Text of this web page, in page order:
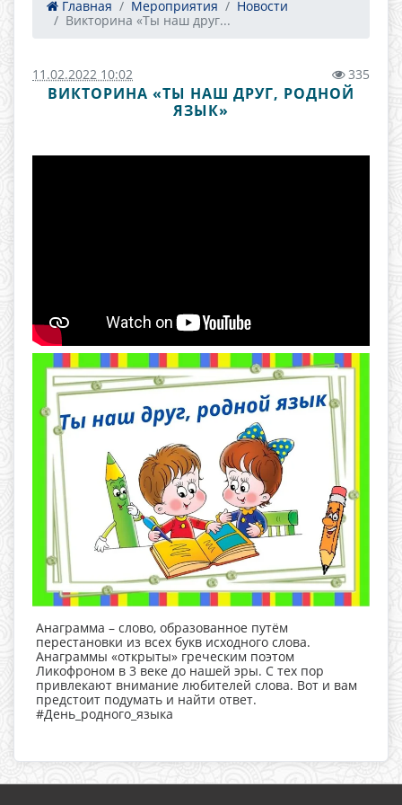
Главная Мероприятия
Новости
Викторина «Ты наш друг...
11.02.2022 10:02 335
ВИКТОРИНА «ТЫ НАШ ДРУГ, РОДНОЙ
ЯЗЫК»
Анаграмма – слово, образованное путём
перестановки из всех букв исходного слова.
Анаграммы «открыты» греческим поэтом
Ликофроном в 3 веке до нашей эры. С тех пор
привлекают внимание любителей слова. Вот и вам
предстоит подумать и найти ответ.
#День_родного_языка